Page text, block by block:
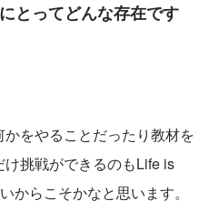
とってどんな存在です
をやることだったり教材を
挑戦ができるのもLife is
からこそかなと思います。